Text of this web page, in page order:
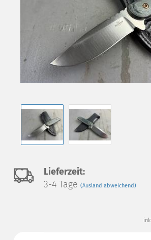
Auf
den
Lieferzeit:
3-4 Tage(Ausland abweichend)